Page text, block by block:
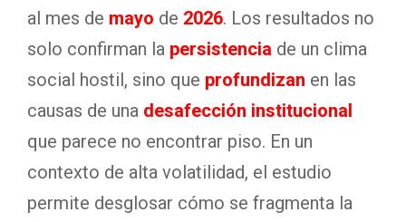
al mes de mayo de 2026. Los resultados no
solo confirman la persistencia de un clima
social hostil, sino que profundizan en las
causas de una desafección institucional
que parece no encontrar piso. En un
contexto de alta volatilidad, el estudio
permite desglosar cómo se fragmenta la